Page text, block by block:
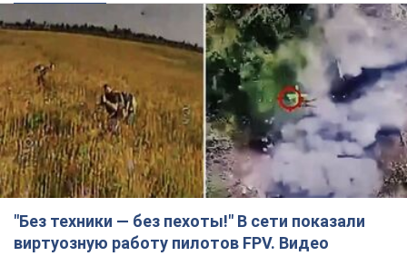
"Без техники — без пехоты!" В сети показали
виртуозную работу пилотов FPV. Видео